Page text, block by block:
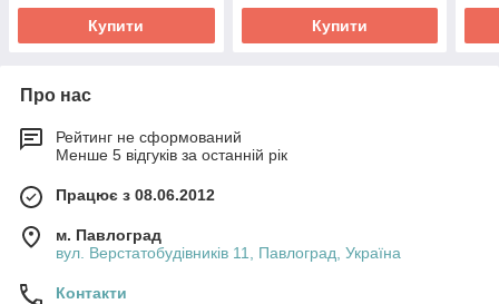
Купити Купити
Про нас
Рейтинг не сформований
Менше 5 відгуків за останній рік
Працює з 08.06.2012
м. Павлоград
вул. Верстатобудівників 11, Павлоград, Україна
Контакти